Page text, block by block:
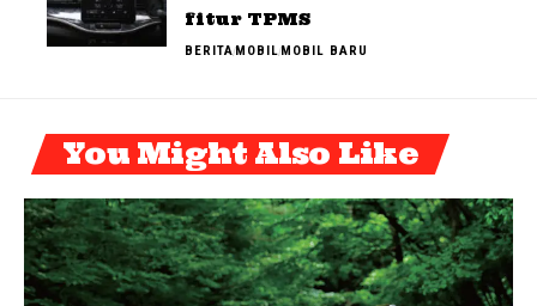
fitur TPMS
BERITAMOBIL MOBIL BARU
You Might Also Like